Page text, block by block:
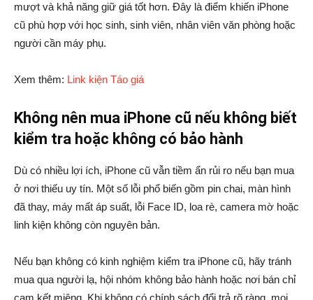
mượt và khả năng giữ giá tốt hơn. Đây là điểm khiến iPhone
cũ phù hợp với học sinh, sinh viên, nhân viên văn phòng hoặc
người cần máy phụ.
Xem thêm: Link kiện Táo giá
Không nên mua iPhone cũ nếu không biết
kiểm tra hoặc không có bảo hành
Dù có nhiều lợi ích, iPhone cũ vẫn tiềm ẩn rủi ro nếu bạn mua
ở nơi thiếu uy tín. Một số lỗi phổ biến gồm pin chai, màn hình
đã thay, máy mất áp suất, lỗi Face ID, loa rè, camera mờ hoặc
linh kiện không còn nguyên bản.
Nếu bạn không có kinh nghiệm kiểm tra iPhone cũ, hãy tránh
mua qua người lạ, hội nhóm không bảo hành hoặc nơi bán chỉ